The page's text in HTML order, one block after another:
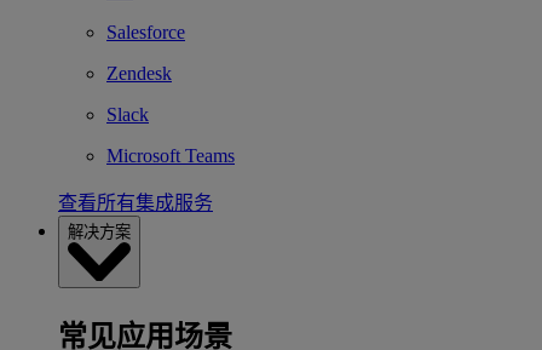
Salesforce
Zendesk
Slack
Microsoft Teams
查看所有集成服务
解决方案
常见应用场景